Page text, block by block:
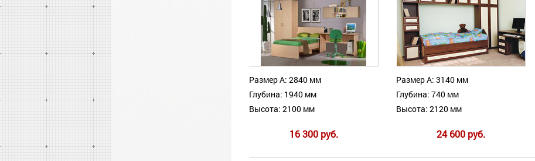
Размер А: 2840 мм
Глубина: 1940 мм
Высота: 2100 мм
16 300 руб.
Размер А: 3140 мм
Глубина: 740 мм
Высота: 2120 мм
24 600 руб.